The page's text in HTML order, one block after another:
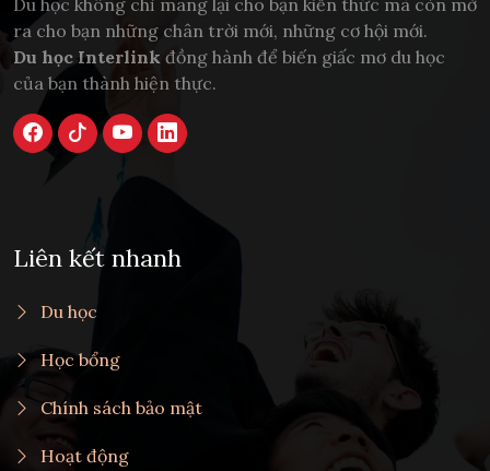
ra cho bạn những chân trời mới, những cơ hội mới.
Du học Interlink đồng hành để biến giấc mơ du học
của bạn thành hiện thực.
Liên kết nhanh
Du học
Học bổng
Chính sách bảo mật
Hoạt động